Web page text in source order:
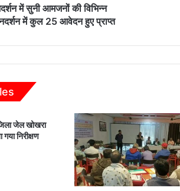
में सुनी आमजनों की विभिन्न
में कुल 25 आवेदन हुए प्राप्त
ला
प
रा
म
र्श
दा
त्री
जिला जेल खोखरा
निरीक्षण